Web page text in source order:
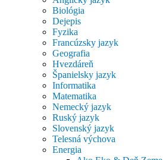
Biológia
Dejepis
Fyzika
Francúzsky jazyk
Geografia
Hvezdáreň
Španielsky jazyk
Informatika
Matematika
Nemecký jazyk
Ruský jazyk
Slovenský jazyk
Telesná výchova
Energia